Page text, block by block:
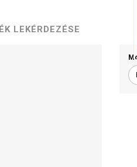
Csavarok és
LEKÉRDEZÉSE